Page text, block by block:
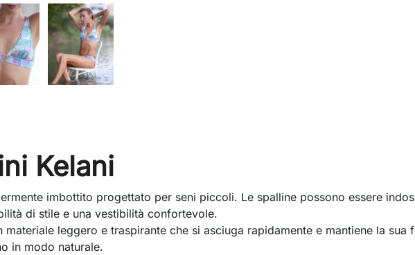
Kelani
imbottito progettato per seni piccoli. Le spalline possono essere
di stile e una vestibilità confortevole.
leggero e traspirante che si asciuga rapidamente e mantiene la sua
in modo naturale.